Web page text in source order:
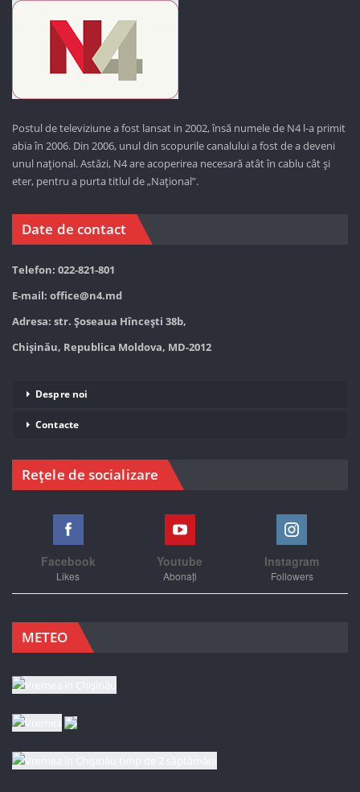
Postul de televiziune a fost lansat in 2002, însă numele de N4 l-a primit
abia în 2006. Din 2006, unul din scopurile canalului a fost de a deveni
unul național. Astăzi, N4 are acoperirea necesară atât în cablu cât și
eter, pentru a purta titlul de „Național”.
Date de contact
Telefon: 022-821-801
E-mail: office@n4.md
Adresa: str. Șoseaua Hînceşti 38b,
Chișinău, Republica Moldova, MD-2012
Despre noi
Contacte
Rețele de socializare
Facebook
Likes
Youtube
Abonați
Instagram
Followers
METEO